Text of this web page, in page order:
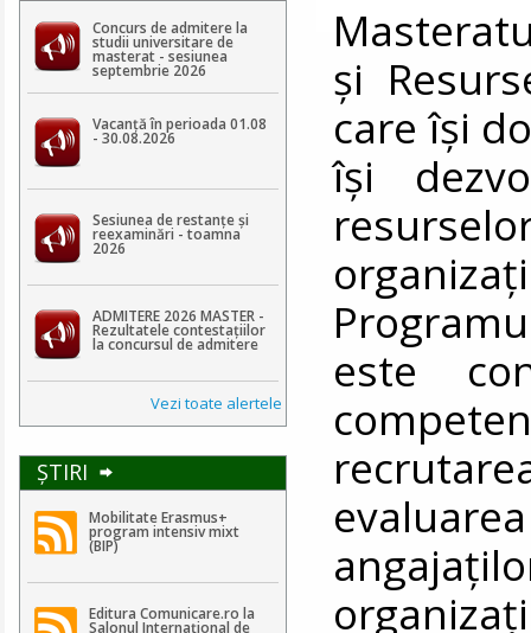
Concurs de admitere la
studii universitare de
masterat - sesiunea
septembrie 2026
Vacanță în perioada 01.08
- 30.08.2026
Sesiunea de restanțe și
reexaminări - toamna
2026
ADMITERE 2026 MASTER -
Rezultatele contestaţiilor
la concursul de admitere
Vezi toate alertele
ŞTIRI
Mobilitate Erasmus+
program intensiv mixt
(BIP)
Editura Comunicare.ro la
Salonul Internațional de
și
care își
își
este